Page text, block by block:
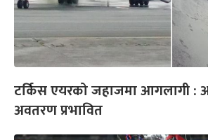
टर्किस एयरको जहाजमा आगलागी :
अवतरण प्रभावित